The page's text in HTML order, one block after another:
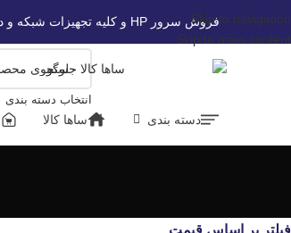
Skip to navigation
Skip to main content
فروش سرور HP و کلیه تجهیزات شبکه و دیتاسنتر
انتخاب دسته بندی
دسته بندی ساها کالا
فیلتر بر اساس قیمت